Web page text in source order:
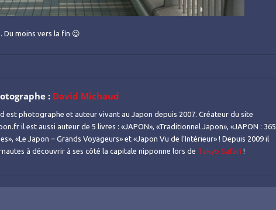
moins vers la fin 😉
: David Michaud
est photographe et auteur vivant au Japon depuis 2007. Créateur du site
il est aussi auteur de 5 livres : «JAPON», «Traditionnel Japon», «JAPON : 365
«Le Japon – Grands Voyageurs» et «Japon Vu de l’Intérieur» ! Depuis 2009 il
à découvrir à ses côté la capitale nipponne lors de Tokyo Safari !